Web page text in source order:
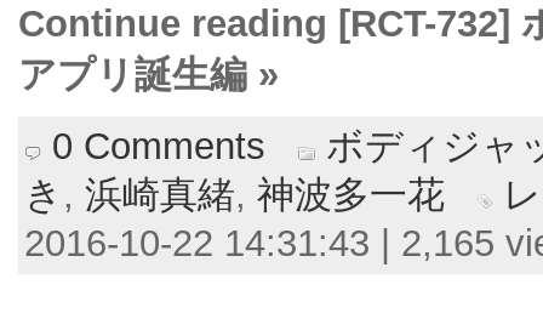
Continue reading [RCT-732]
アプリ誕生編 »
0 Comments
ボディジャ
き , 浜崎真緒, 神波多一花
2016-10-22 14:31:43 | 2,165